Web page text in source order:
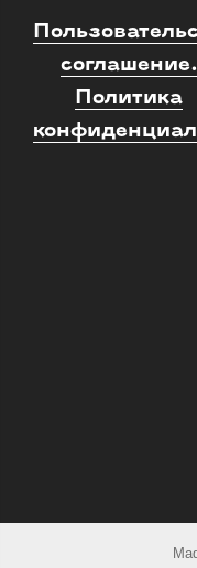
соглашение.
Политика